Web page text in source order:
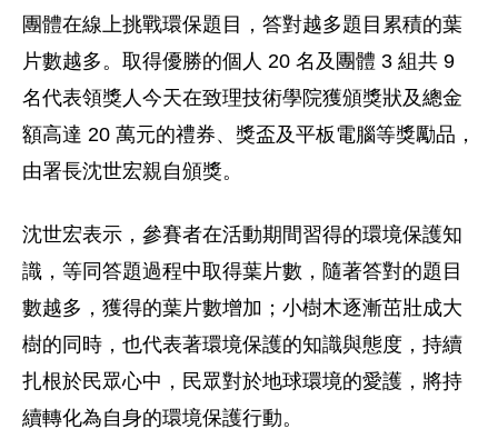
團體在線上挑戰環保題目，答對越多題目累積的葉
片數越多。取得優勝的個人 20 名及團體 3 組共 9
名代表領獎人今天在致理技術學院獲頒獎狀及總金
額高達 20 萬元的禮券、獎盃及平板電腦等獎勵品，
由署長沈世宏親自頒獎。
沈世宏表示，參賽者在活動期間習得的環境保護知
識，等同答題過程中取得葉片數，隨著答對的題目
數越多，獲得的葉片數增加；小樹木逐漸茁壯成大
樹的同時，也代表著環境保護的知識與態度，持續
扎根於民眾心中，民眾對於地球環境的愛護，將持
續轉化為自身的環境保護行動。